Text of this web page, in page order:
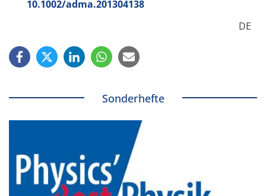
10.1002/adma.201304138
DE
Sonderhefte